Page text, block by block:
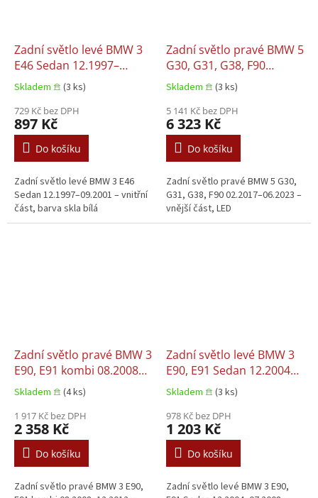
Zadní světlo levé BMW 3
E46 Sedan 12.1997–
09.2001
Skladem 𖠿 (3 ks)
729 Kč bez DPH
897 Kč
Do košíku
Zadní světlo levé BMW 3 E46
Sedan 12.1997–09.2001 – vnitřní
část, barva skla bílá
Zadní světlo pravé BMW 5
G30, G31, G38, F90
02.2017–06.2023
Skladem 𖠿 (3 ks)
5 141 Kč bez DPH
6 323 Kč
Do košíku
Zadní světlo pravé BMW 5 G30,
G31, G38, F90 02.2017–06.2023 –
vnější část, LED
Zadní světlo pravé BMW 3
E90, E91 kombi 08.2008–
12.2012
Skladem 𖠿 (4 ks)
1 917 Kč bez DPH
2 358 Kč
Do košíku
Zadní světlo pravé BMW 3 E90,
Zadní světlo levé BMW 3
E90, E91 Sedan 12.2004–
07.2008
Skladem 𖠿 (3 ks)
978 Kč bez DPH
1 203 Kč
Do košíku
Zadní světlo levé BMW 3 E90,